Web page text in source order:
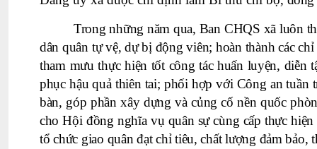
Trong những năm qua, Ban CHQS xã luôn
dân quân tự vệ, dự bị động viên; hoàn thành các
tham mưu thực hiện tốt công tác huấn luyện,
phục hậu quả thiên tai; phối hợp với Công an
bàn, góp phần xây dựng và củng cố nền quốc
cho Hội đồng nghĩa vụ quân sự cùng cấp thực
tổ chức giao quân đạt chỉ tiêu, chất lượng đảm